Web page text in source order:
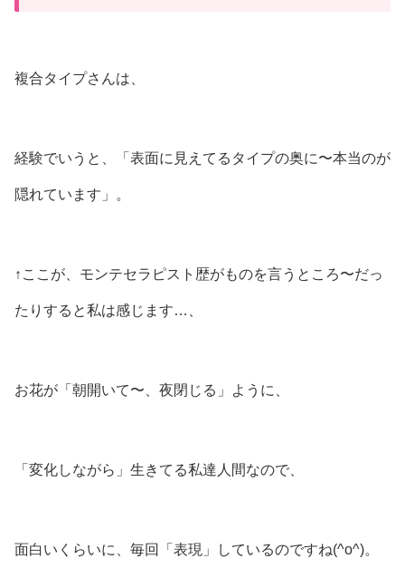
複合タイプさんは、
経験でいうと、「表面に見えてるタイプの奥に〜本当のが
隠れています」。
↑ここが、モンテセラピスト歴がものを言うところ〜だっ
たりすると私は感じます…、
お花が「朝開いて〜、夜閉じる」ように、
「変化しながら」生きてる私達人間なので、
面白いくらいに、毎回「表現」しているのですね(^o^)。